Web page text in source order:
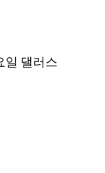
일 댈러스